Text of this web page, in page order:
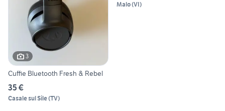
3
Cuffie Bluetooth Fresh & Rebel
35 €
Casale sul Sile(TV)
Malo(VI)